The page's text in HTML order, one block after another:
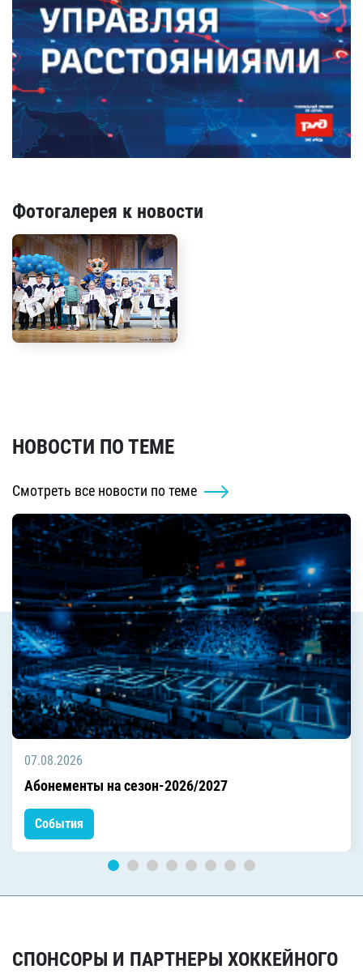
Фотогалерея к новости
НОВОСТИ ПО ТЕМЕ
Смотреть все новости по теме
07.08.2026
Абонементы на сезон-2026/2027
События
СПОНСОРЫ И ПАРТНЕРЫ ХОККЕЙНОГО